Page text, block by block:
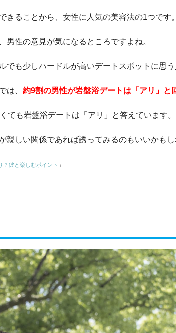
きることから、女性に人気の美容法の1つです。
男性の意見が気になるところですよね。
でも少しハードルが高いデートスポットに思う
は、 約9割の男性が岩盤浴デートは「アリ」と
ても岩盤浴デートは「アリ」と答えています。
親しい関係であれば誘ってみるのもいいかもし
？彼と楽しむポイント 」